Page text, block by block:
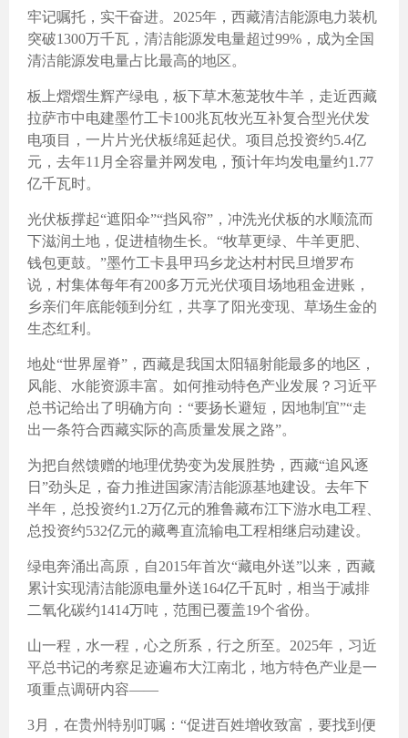
牢记嘱托，实干奋进。2025年，西藏清洁能源电力装机
突破1300万千瓦，清洁能源发电量超过99%，成为全国
清洁能源发电量占比最高的地区。
板上熠熠生辉产绿电，板下草木葱茏牧牛羊，走近西藏
拉萨市中电建墨竹工卡100兆瓦牧光互补复合型光伏发
电项目，一片片光伏板绵延起伏。项目总投资约5.4亿
元，去年11月全容量并网发电，预计年均发电量约1.77
亿千瓦时。
光伏板撑起“遮阳伞”“挡风帘”，冲洗光伏板的水顺流而
下滋润土地，促进植物生长。“牧草更绿、牛羊更肥、
钱包更鼓。”墨竹工卡县甲玛乡龙达村村民旦增罗布
说，村集体每年有200多万元光伏项目场地租金进账，
乡亲们年底能领到分红，共享了阳光变现、草场生金的
生态红利。
地处“世界屋脊”，西藏是我国太阳辐射能最多的地区，
风能、水能资源丰富。如何推动特色产业发展？习近平
总书记给出了明确方向：“要扬长避短，因地制宜”“走
出一条符合西藏实际的高质量发展之路”。
为把自然馈赠的地理优势变为发展胜势，西藏“追风逐
日”劲头足，奋力推进国家清洁能源基地建设。去年下
半年，总投资约1.2万亿元的雅鲁藏布江下游水电工程、
总投资约532亿元的藏粤直流输电工程相继启动建设。
绿电奔涌出高原，自2015年首次“藏电外送”以来，西藏
累计实现清洁能源电量外送164亿千瓦时，相当于减排
二氧化碳约1414万吨，范围已覆盖19个省份。
山一程，水一程，心之所系，行之所至。2025年，习近
平总书记的考察足迹遍布大江南北，地方特色产业是一
项重点调研内容——
3月，在贵州特别叮嘱：“促进百姓增收致富，要找到便